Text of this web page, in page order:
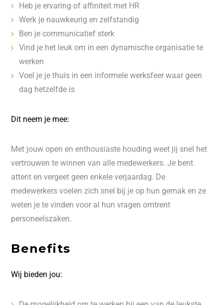
Heb je ervaring of affiniteit met HR
Werk je nauwkeurig en zelfstandig
Ben je communicatief sterk
Vind je het leuk om in een dynamische organisatie te
werken
Voel je je thuis in een informele werksfeer waar geen
dag hetzelfde is
Dit neem je mee:
Met jouw open en enthousiaste houding weet jij snel het
vertrouwen te winnen van alle medewerkers. Je bent
attent en vergeet geen enkele verjaardag. De
medewerkers voelen zich snel bij je op hun gemak en ze
weten je te vinden voor al hun vragen omtrent
personeelszaken.
Benefits
Wij bieden jou: